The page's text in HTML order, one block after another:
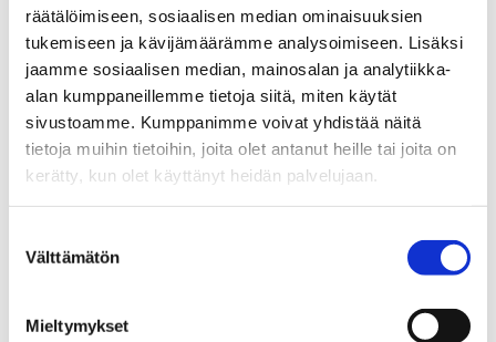
räätälöimiseen, sosiaalisen median ominaisuuksien
tukemiseen ja kävijämäärämme analysoimiseen. Lisäksi
jaamme sosiaalisen median, mainosalan ja analytiikka-
alan kumppaneillemme tietoja siitä, miten käytät
sivustoamme. Kumppanimme voivat yhdistää näitä
tietoja muihin tietoihin, joita olet antanut heille tai joita on
kerätty, kun olet käyttänyt heidän palvelujaan.
valinta
Välttämätön
Mieltymykset